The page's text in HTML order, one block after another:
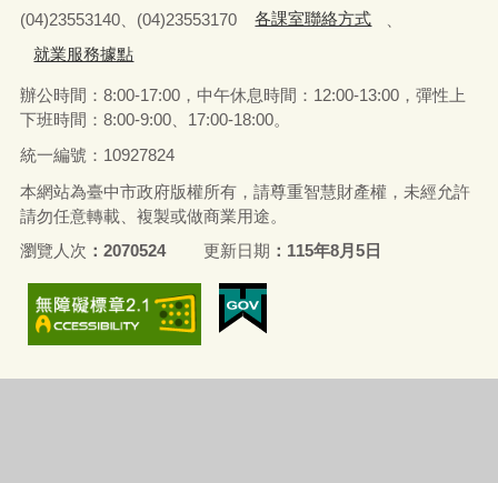
(04)23553140、(04)23553170
各課室聯絡方式
就業服務據點
辦公時間：8:00-17:00，中午休息時間：12:00-13:00， 彈性上
下班時間：8:00-9:00、17:00-18:00。
統一編號：10927824
本網站為臺中市政府版權所有，請尊重智慧財產權，未經允許
請勿任意轉載、複製或做商業用途。
瀏覽人次
2070524 更新日期 115年8月5日